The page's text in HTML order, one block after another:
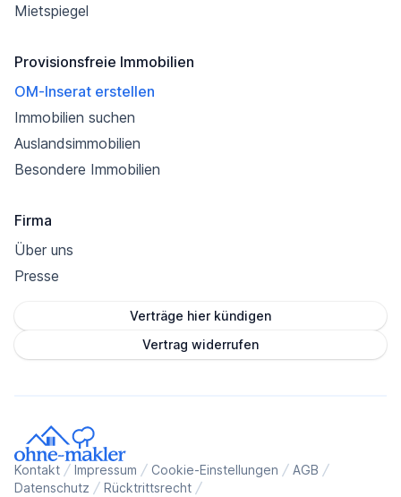
Mietspiegel
Provisionsfreie Immobilien
OM-Inserat erstellen
Immobilien suchen
Auslandsimmobilien
Besondere Immobilien
Firma
Über uns
Presse
Verträge hier kündigen
Vertrag widerrufen
Kontakt Impressum Cookie-Einstellungen
AGB
Datenschutz
Rücktrittsrecht